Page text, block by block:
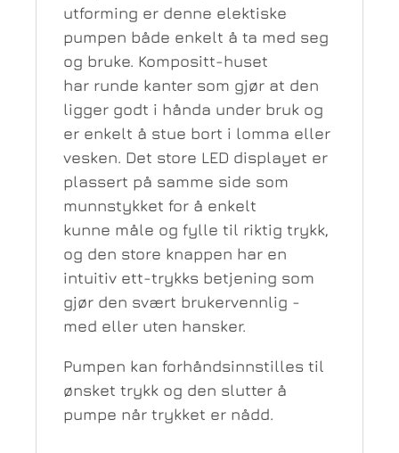
utforming er denne elektiske
pumpen både enkelt å ta med seg
og bruke. Kompositt-huset
har runde kanter som gjør at den
ligger godt i hånda under bruk og
er enkelt å stue bort i lomma eller
vesken. Det store LED displayet er
plassert på samme side som
munnstykket for å enkelt
kunne måle og fylle til riktig trykk,
og den store knappen har en
intuitiv ett-trykks betjening som
gjør den svært brukervennlig -
med eller uten hansker.
Pumpen kan forhåndsinnstilles til
ønsket trykk og den slutter å
pumpe når trykket er nådd.